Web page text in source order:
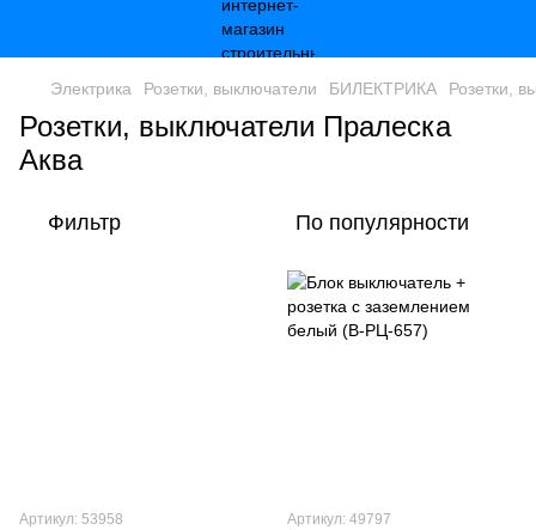
Электрика Розетки, выключатели БИЛЕКТРИКА Розетки,
Розетки, выключатели Пралеска
Аква
Фильтр По популярности
Артикул: 53958 Артикул: 49797